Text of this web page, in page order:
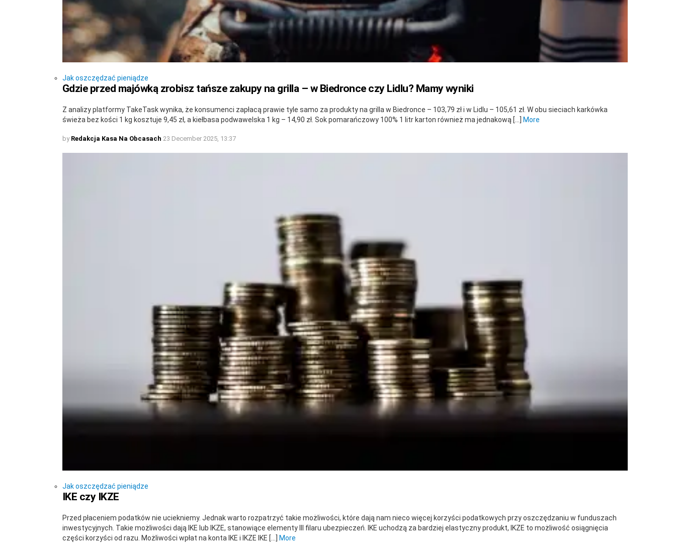
Jak oszczędzać pieniądze
Gdzie przed majówką zrobisz tańsze zakupy na grilla – w Biedronce czy Lidlu? Mamy wyniki
Z analizy platformy TakeTask wynika, że konsumenci zapłacą prawie tyle samo za produkty na grilla w Biedronce – 103,79 zł i w Lidlu – 105,61 zł. W obu sieciach karkówka
świeża bez kości 1 kg kosztuje 9,45 zł, a kiełbasa podwawelska 1 kg – 14,90 zł. Sok pomarańczowy 100% 1 litr karton również ma jednakową […]
More
by Redakcja Kasa Na Obcasach 23 December 2025, 13:37
Jak oszczędzać pieniądze
IKE czy IKZE
Przed płaceniem podatków nie uciekniemy. Jednak warto rozpatrzyć takie możliwości, które dają nam nieco więcej korzyści podatkowych przy oszczędzaniu w funduszach
inwestycyjnych. Takie możliwości dają IKE lub IKZE, stanowiące elementy III filaru ubezpieczeń. IKE uchodzą za bardziej elastyczny produkt, IKZE to możliwość osiągnięcia
części korzyści od razu. Możliwości wpłat na konta IKE i IKZE IKE […]
More